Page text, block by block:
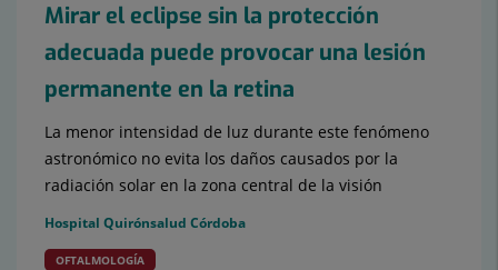
Mirar el eclipse sin la protección
adecuada puede provocar una lesión
permanente en la retina
La menor intensidad de luz durante este fenómeno
astronómico no evita los daños causados por la
radiación solar en la zona central de la visión
Hospital Quirónsalud Córdoba
OFTALMOLOGÍA